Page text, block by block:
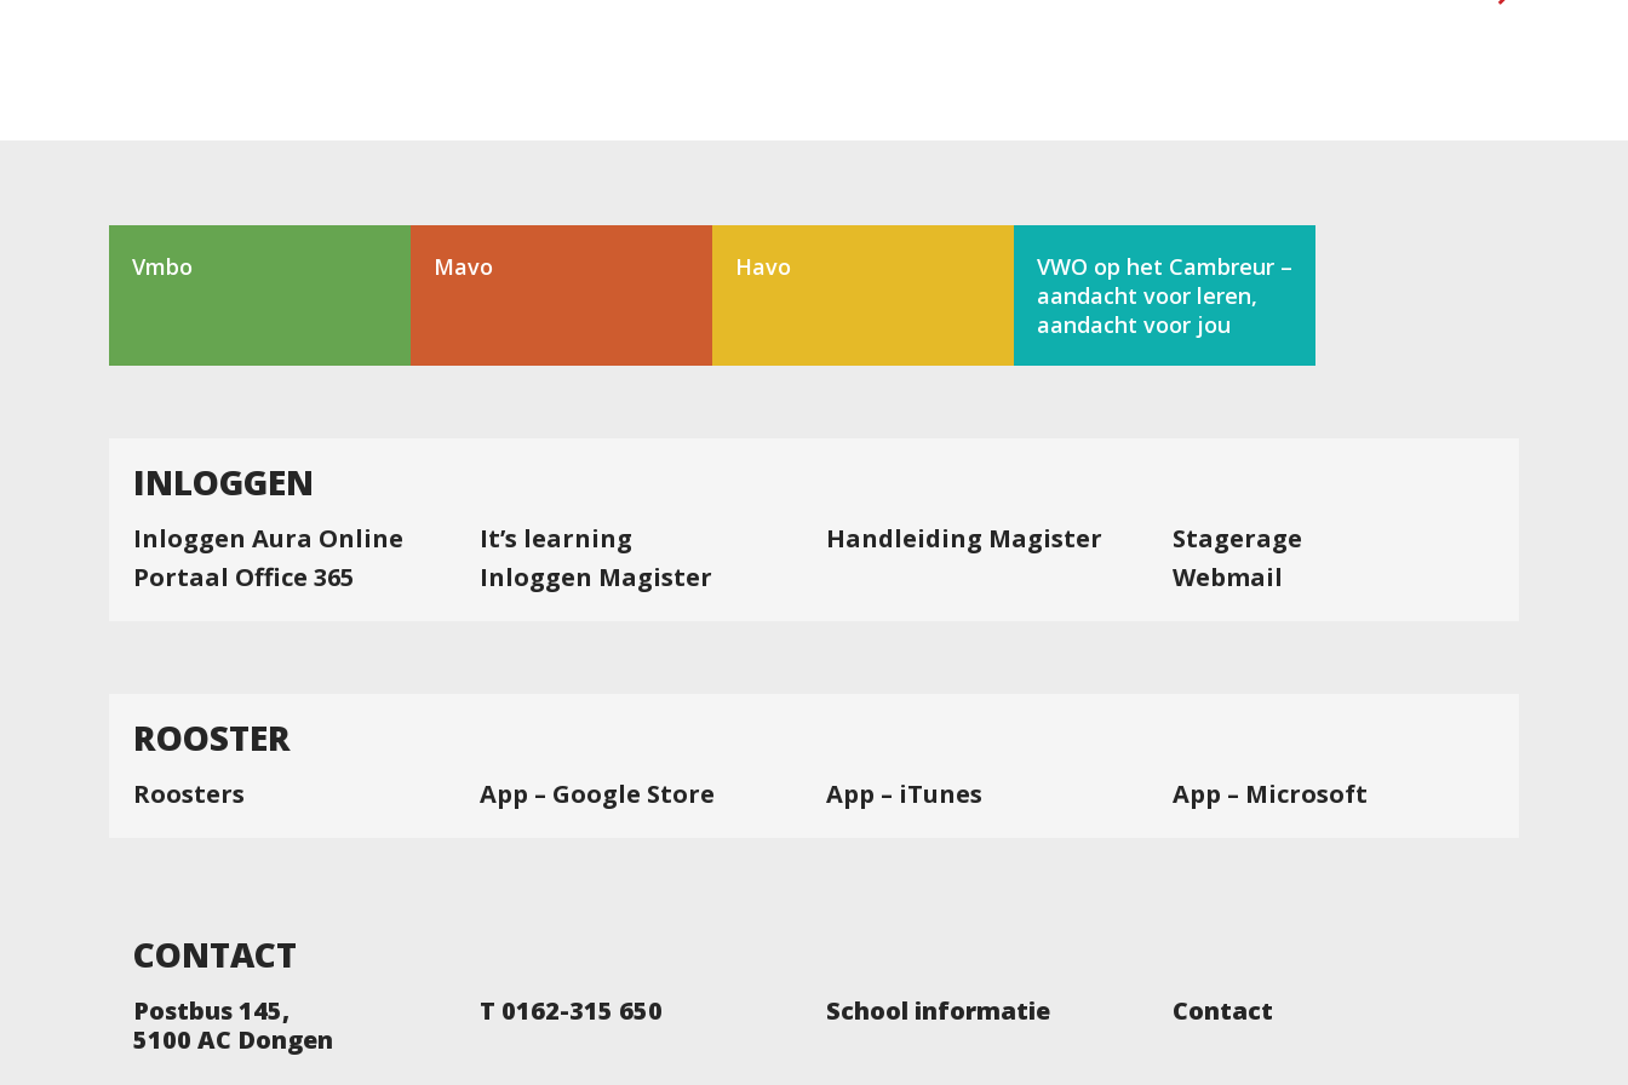
Vmbo Mavo Havo
VWO op het Cambreur –
aandacht voor leren,
aandacht voor jou
INLOGGEN
Inloggen Aura Online
It’s learning
Inloggen Magister
Handleiding Magister
Stagerage
Webmail
Portaal Office 365
ROOSTER
Roosters App – Google Store App – iTunes App – Microsoft
CONTACT
Postbus 145,
5100 AC Dongen
T 0162-315 650 School informatie Contact